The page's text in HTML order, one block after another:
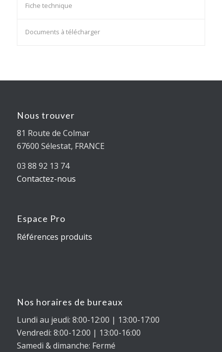
Fiche technique
Documents à télécharger
Nous trouver
81 Route de Colmar
67600 Sélestat, FRANCE
03 88 92 13 74
Contactez-nous
Espace Pro
Références produits
Nos horaires de bureaux
Lundi au jeudi: 8:00-12:00 | 13:00-17:00
Vendredi: 8:00-12:00 | 13:00-16:00
Samedi & dimanche: Fermé